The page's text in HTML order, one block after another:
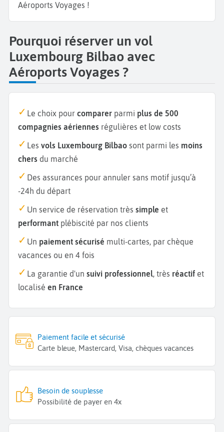
Aéroports Voyages !
Pourquoi réserver un vol
Luxembourg Bilbao avec
Aéroports Voyages ?
Le choix pour comparer parmi plus de 500
compagnies aériennes régulières et low costs
Les vols Luxembourg Bilbao sont parmi les moins
chers du marché
Des assurances pour annuler sans motif jusqu’à
-24h du départ
Un service de réservation très simple et
performant plébiscité par nos clients
Un paiement sécurisé multi-cartes, par chèque
vacances ou en 4 fois
La garantie d'un suivi professionnel, très réactif et
localisé en France
Paiement facile et sécurisé
Carte bleue, Mastercard, Visa, chèques vacances
Besoin de souplesse
Possibilité de payer en 4x